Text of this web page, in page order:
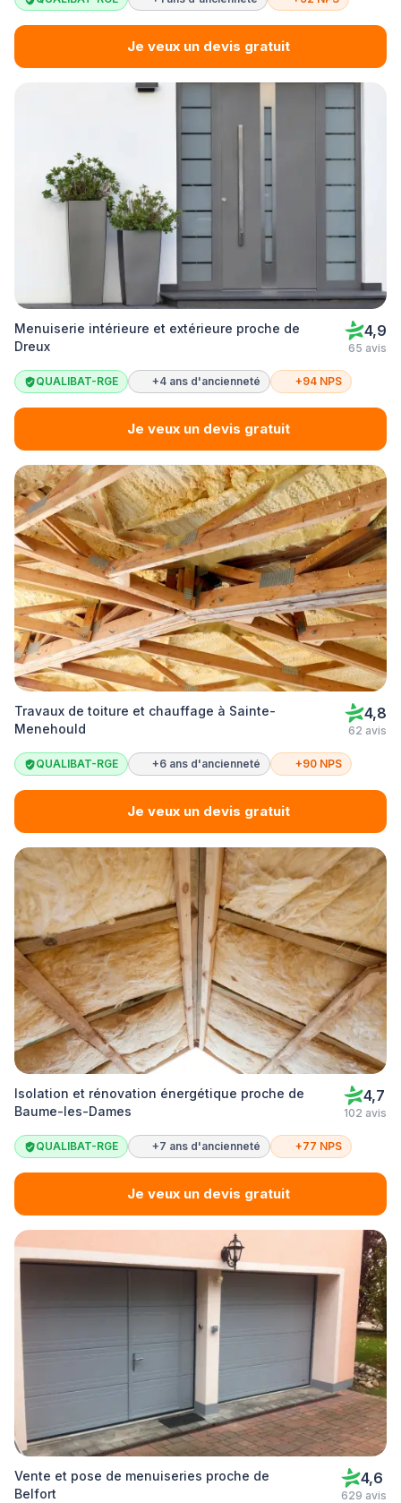
Je veux un devis gratuit
Menuiserie intérieure et extérieure proche de
Dreux
4,9
65 avis
QUALIBAT-RGE +4 ans d'ancienneté +94 NPS
Je veux un devis gratuit
Travaux de toiture et chauffage à Sainte-
Menehould
4,8
62 avis
QUALIBAT-RGE +6 ans d'ancienneté +90 NPS
Je veux un devis gratuit
Isolation et rénovation énergétique proche de
Baume-les-Dames
4,7
102 avis
QUALIBAT-RGE +7 ans d'ancienneté +77 NPS
Je veux un devis gratuit
Vente et pose de menuiseries proche de
Belfort
4,6
629 avis